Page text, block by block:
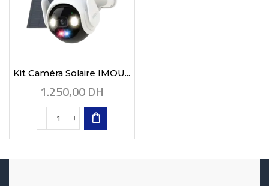
Kit Caméra Solaire IMOU...
1.250,00DH